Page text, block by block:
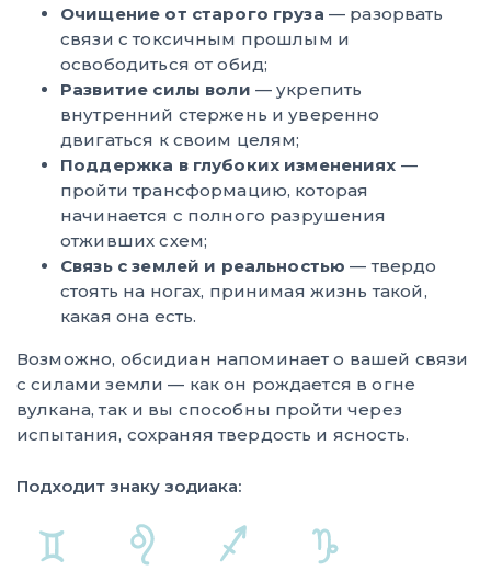
Очищение от старого груза — разорвать
связи с токсичным прошлым и
освободиться от обид;
Развитие силы воли — укрепить
внутренний стержень и уверенно
двигаться к своим целям;
Поддержка в глубоких изменениях —
пройти трансформацию, которая
начинается с полного разрушения
отживших схем;
Связь с землей и реальностью — твердо
стоять на ногах, принимая жизнь такой,
какая она есть.
Возможно, обсидиан напоминает о вашей связи
с силами земли — как он рождается в огне
вулкана, так и вы способны пройти через
испытания, сохраняя твердость и ясность.
Подходит знаку зодиака: